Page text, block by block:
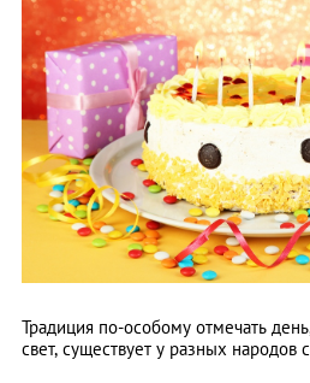
Традиция по-особому отмечать
свет, существует у разных народов